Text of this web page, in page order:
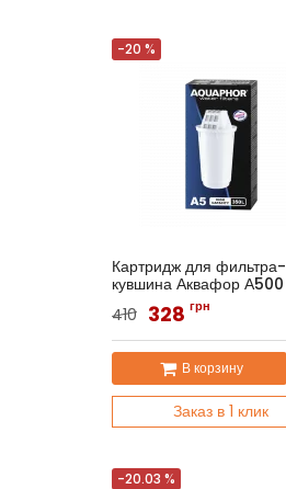
-20 %
Картридж для фильтра-
кувшина Аквафор А500
Артикул:Аквафор A5
410 328 грн
В корзину
Заказ в 1 клик
-20.03 %